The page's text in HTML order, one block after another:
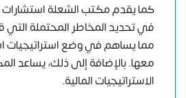
كما يقدم مكتب الشعلة
في تحديد المخاطر المحتملة التي
مما يساهم في وضع استراتيجيات
معها. بالإضافة إلى ذلك، يساعد
الاستراتيجيات المالية.